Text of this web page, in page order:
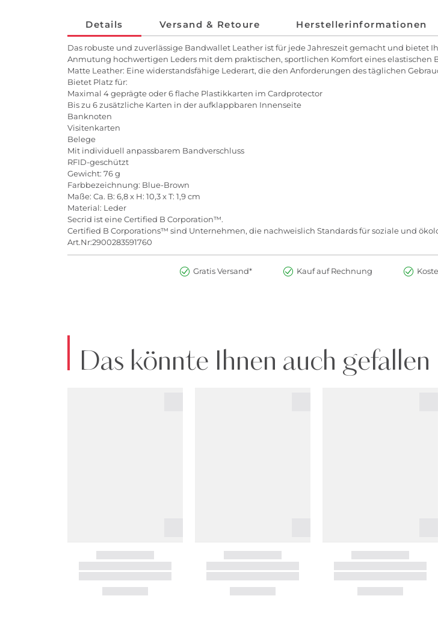
Details Versand & Retoure Herstellerinformationen
Das robuste und zuverlässige Bandwallet Leather ist für jede Jahreszeit gemacht und
Anmutung hochwertigen Leders mit dem praktischen, sportlichen Komfort eines elastischen
Matte Leather: Eine widerstandsfähige Lederart, die den Anforderungen des täglichen
Bietet Platz für:
Maximal 4 geprägte oder 6 flache Plastikkarten im Cardprotector
Bis zu 6 zusätzliche Karten in der aufklappbaren Innenseite
Banknoten
Visitenkarten
Belege
Mit individuell anpassbarem Bandverschluss
RFID-geschützt
Gewicht: 76 g
Farbbezeichnung: Blue-Brown
Maße: Ca. B: 6,8 x H: 10,3 x T: 1,9 cm
Material: Leder
Secrid ist eine Certified B Corporation™.
Certified B Corporations™ sind Unternehmen, die nachweislich Standards für soziale und
Art.Nr:2900283591760
Gratis Versand* Kauf auf Rechnung
Das könnte Ihnen auch gefallen